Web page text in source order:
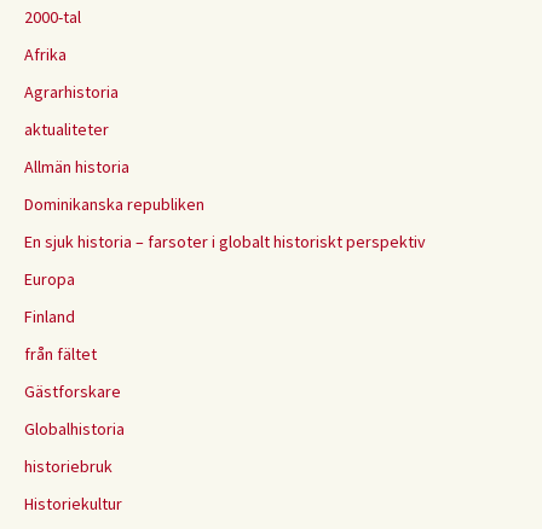
2000-tal
Afrika
Agrarhistoria
aktualiteter
Allmän historia
Dominikanska republiken
En sjuk historia – farsoter i globalt historiskt perspektiv
Europa
Finland
från fältet
Gästforskare
Globalhistoria
historiebruk
Historiekultur